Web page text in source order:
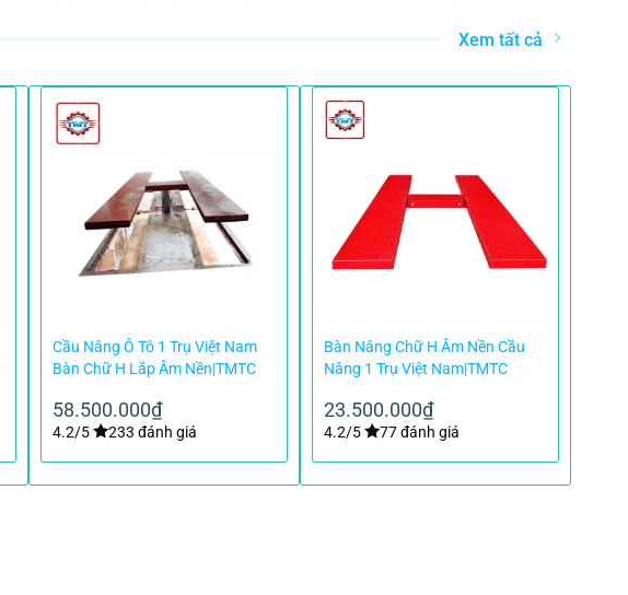
Xem tất cả
Cầu Nâng Ô Tô 1 Trụ Việt Nam
Bàn Chữ H Lắp Âm Nền|TMTC
58.500.000₫
4.2/5 233 đánh giá
Bàn Nâng Chữ H Âm Nền Cầu
Nâng 1 Trụ Việt Nam|TMTC
23.500.000₫
4.2/5 77 đánh giá